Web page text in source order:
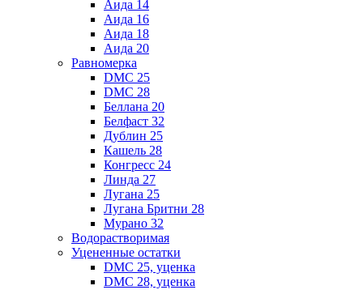
Аида 14
Аида 16
Аида 18
Аида 20
Равномерка
DMC 25
DMC 28
Беллана 20
Белфаст 32
Дублин 25
Кашель 28
Конгресс 24
Линда 27
Лугана 25
Лугана Бритни 28
Мурано 32
Водорастворимая
Уцененные остатки
DMC 25, уценка
DMC 28, уценка